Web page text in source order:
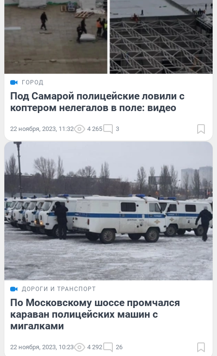
ГОРОД
Под Самарой полицейские ловили с
коптером нелегалов в поле: видео
22 ноября, 2023, 11:32 4 265 3
ДОРОГИ И ТРАНСПОРТ
По Московскому шоссе промчался
караван полицейских машин с
мигалками
22 ноября, 2023, 10:23 4 292 26